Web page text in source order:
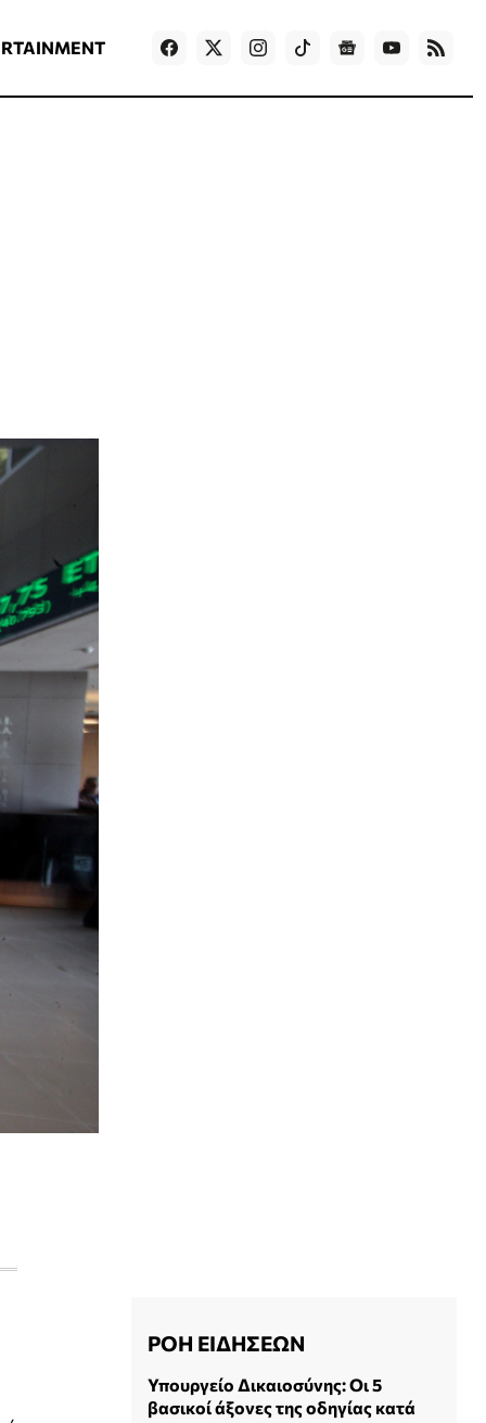
Games
ΡΟΗ ΕΙΔΗΣΕΩΝ
Υπουργείο Δικαιοσύνης: Οι 5
βασικοί άξονες της οδηγίας κατά